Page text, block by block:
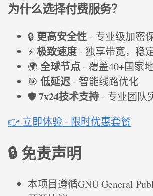
为什么选择付费服务？
🔒 更高安全性- 专业级加密
⚡ 极致速度- 独享带宽，稳
🌍 全球节点- 覆盖40+国家
🎯 低延迟- 智能线路优化
🛡️7x24技术支持- 专业团队
👉 立即体验 - 限时优惠套餐
🔒 免责声明
本项目遵循GNU General